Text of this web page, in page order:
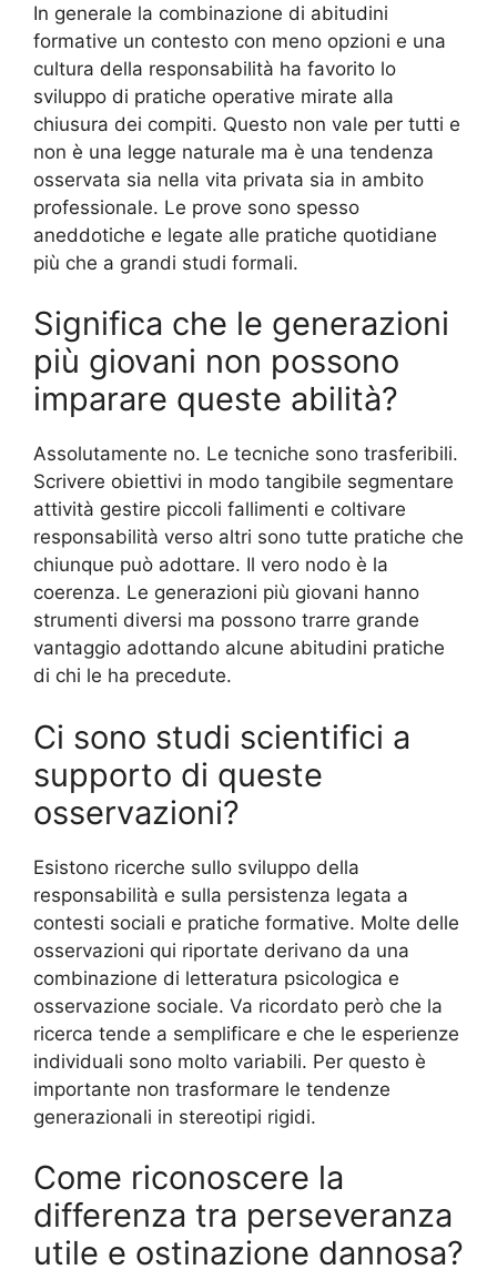
In generale la combinazione di abitudini
formative un contesto con meno opzioni e una
cultura della responsabilità ha favorito lo
sviluppo di pratiche operative mirate alla
chiusura dei compiti. Questo non vale per tutti e
non è una legge naturale ma è una tendenza
osservata sia nella vita privata sia in ambito
professionale. Le prove sono spesso
aneddotiche e legate alle pratiche quotidiane
più che a grandi studi formali.
Significa che le generazioni
più giovani non possono
imparare queste abilità?
Assolutamente no. Le tecniche sono trasferibili.
Scrivere obiettivi in modo tangibile segmentare
attività gestire piccoli fallimenti e coltivare
responsabilità verso altri sono tutte pratiche che
chiunque può adottare. Il vero nodo è la
coerenza. Le generazioni più giovani hanno
strumenti diversi ma possono trarre grande
vantaggio adottando alcune abitudini pratiche
di chi le ha precedute.
Ci sono studi scientifici a
supporto di queste
osservazioni?
Esistono ricerche sullo sviluppo della
responsabilità e sulla persistenza legata a
contesti sociali e pratiche formative. Molte delle
osservazioni qui riportate derivano da una
combinazione di letteratura psicologica e
osservazione sociale. Va ricordato però che la
ricerca tende a semplificare e che le esperienze
individuali sono molto variabili. Per questo è
importante non trasformare le tendenze
generazionali in stereotipi rigidi.
Come riconoscere la
differenza tra perseveranza
utile e ostinazione dannosa?